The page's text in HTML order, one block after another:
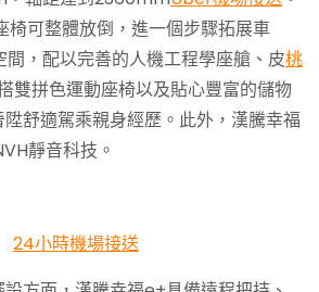
椅可整體放倒，進一個步驟拓展車
間，配以完善的人機工程學座艙、皮桃
雙拼色運動座椅以及貼心豐富的儲物
舒適駕乘親身經歷。此外，漢騰幸福
靜音科技。
24小時機場接送